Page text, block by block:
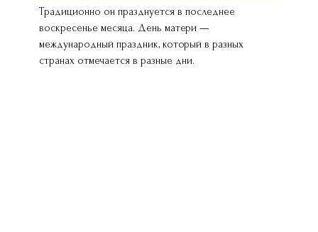
Традиционно он празднуется в последнее
воскресенье месяца. День матери —
международный праздник, который в разных
странах отмечается в разные дни.